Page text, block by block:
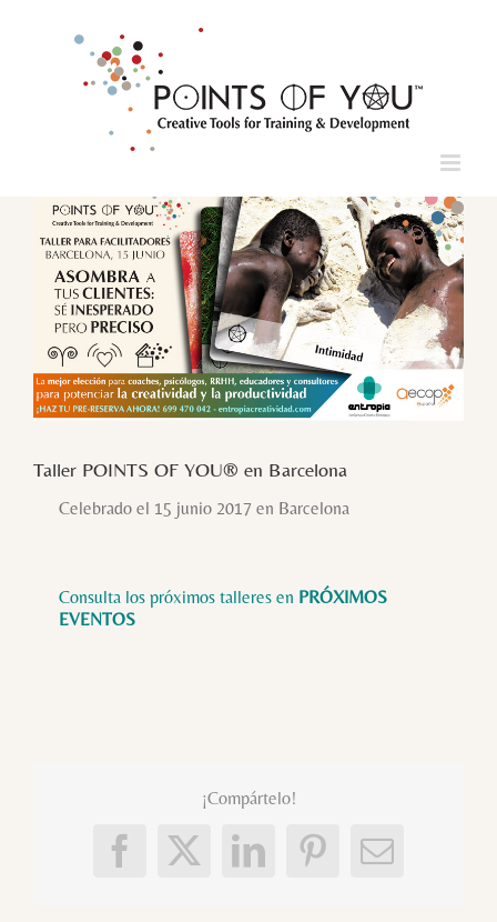
Ver
imagen
más
grande
Taller POINTS OF YOU® en Barcelona
Celebrado el 15 junio 2017 en Barcelona
Consulta los próximos talleres en PRÓXIMOS
EVENTOS
¡Compártelo!
Facebook
X LinkedIn
PinterestCorreo